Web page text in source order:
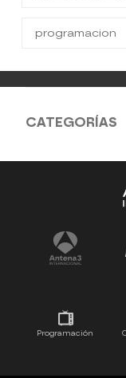
programacion
CATEGORÍAS
Antena 3
Tu cara me
Programación